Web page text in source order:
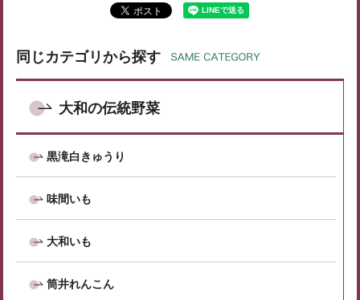
同じカテゴリから探す
大和の伝統野菜
黒滝白きゅうり
味間いも
大和いも
筒井れんこん